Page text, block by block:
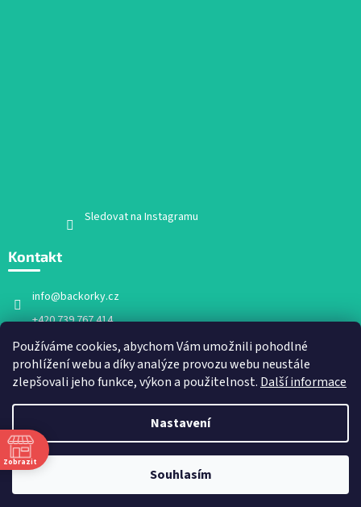
Používáme cookies, abychom Vám umožnili pohodlné
prohlížení webu a díky analýze provozu webu neustále
zlepšovali jeho funkce, výkon a použitelnost. Další informace
Nastavení
Souhlasím
Sledovat na Instagramu
Kontakt
info@backorky.cz
+420 739 767 414
Facebook
backorky.cz
Vytvořil Shoptet
Bačkorky.cz. Všechna práva vyhrazena.
Zobrazit